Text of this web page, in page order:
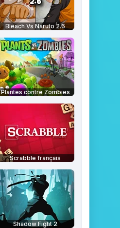
Bleach Vs Naruto 2.6
Plantes contre Zombies
Scrabble français
Shadow Fight 2